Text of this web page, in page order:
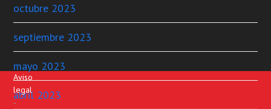
octubre 2023
septiembre 2023
mayo 2023
abril 2023
Aviso
legal
-